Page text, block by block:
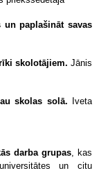
paplašināt savas
skolotājiem. Jānis
skolas solā.
Iveta
darba grupas, kas
un citu